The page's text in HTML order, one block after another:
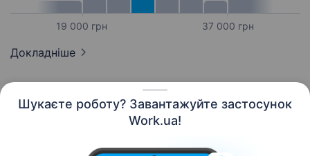
Шукаєте роботу? Завантажуйте застосунок
Work.ua!
19 000 грн 37 000 грн
Докладніше